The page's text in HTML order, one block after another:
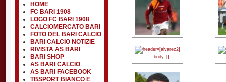
HOME
FC BARI 1908
LOGO FC BARI 1908
CALCIOMERCATO BARI
FOTO DEL BARI CALCIO
BARI CALCIO NOTIZIE
RIVISTA AS BARI
BARI SHOP
AS BARI CALCIO
AS BARI FACEBOOK
TBSPORT BIANCO E